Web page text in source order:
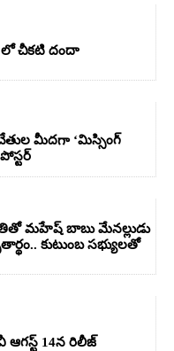
లో చీకటి దందా
మీదగా ‘మిస్సింగ్
మహేష్ బాబు మేనల్లుడు
కుటుంబ సభ్యులతో
ఆగస్ట్ 14న రిలీజ్